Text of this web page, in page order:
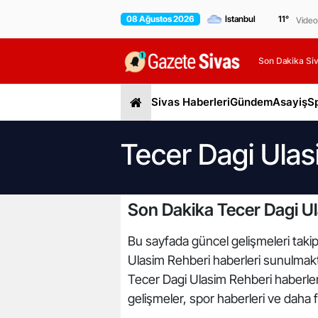
08 Ağustos 2026 11°
Son Dakika
Sivas HaberleriGündemAsayiş
Tecer Dagi
Son Dakika Tecer Dagi
Bu sayfada güncel gelişmeleri
Ulasim Rehberi haberleri
Tecer Dagi Ulasim Rehberi
gelişmeler, spor haberleri ve daha